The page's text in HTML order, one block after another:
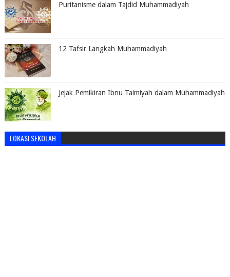
Puritanisme dalam Tajdid Muhammadiyah
12 Tafsir Langkah Muhammadiyah
Jejak Pemikiran Ibnu Taimiyah dalam Muhammadiyah
LOKASI SEKOLAH